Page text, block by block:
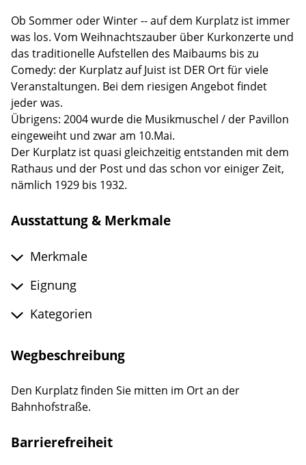
Ob Sommer oder Winter -- auf dem Kurplatz ist immer
was los. Vom Weihnachtszauber über Kurkonzerte und
das traditionelle Aufstellen des Maibaums bis zu
Comedy: der Kurplatz auf Juist ist DER Ort für viele
Veranstaltungen. Bei dem riesigen Angebot findet
jeder was.
Übrigens: 2004 wurde die Musikmuschel / der Pavillon
eingeweiht und zwar am 10.Mai.
Der Kurplatz ist quasi gleichzeitig entstanden mit dem
Rathaus und der Post und das schon vor einiger Zeit,
nämlich 1929 bis 1932.
Ausstattung & Merkmale
Merkmale
Eignung
Kategorien
Wegbeschreibung
Den Kurplatz finden Sie mitten im Ort an der
Bahnhofstraße.
Barrierefreiheit